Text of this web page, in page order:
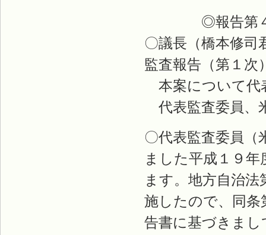
◎報告第４
〇議長（橋本修
監査報告（第１
本案について代
代表監査委員、
〇代表監査委員
ました平成１９
ます。地方自治
施したので、同
告書に基づきま